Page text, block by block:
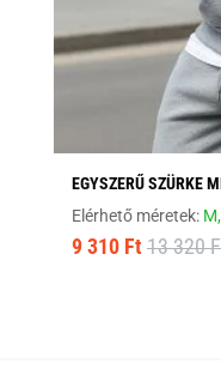
EGYSZERŰ SZÜRKE
Elérhető méretek: M,
9 310 Ft 13 320